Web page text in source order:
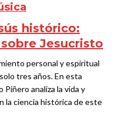
histórico:
Jesucristo
personal y espiritual
tres años. En esta
analiza la vida y
la ciencia histórica de este